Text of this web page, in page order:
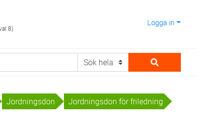
8)
Logga in
Jordningsdon Jordningsdon för friledning